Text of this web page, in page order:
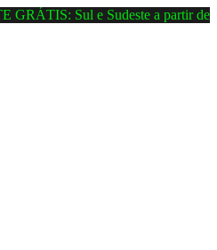
GRÁTIS: Sul e Sudeste a partir de